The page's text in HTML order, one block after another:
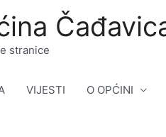
stranice
VIJESTI O OPĆINI